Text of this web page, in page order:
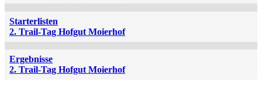
Starterlisten
2. Trail-Tag Hofgut Moierhof
Ergebnisse
2. Trail-Tag Hofgut Moierhof